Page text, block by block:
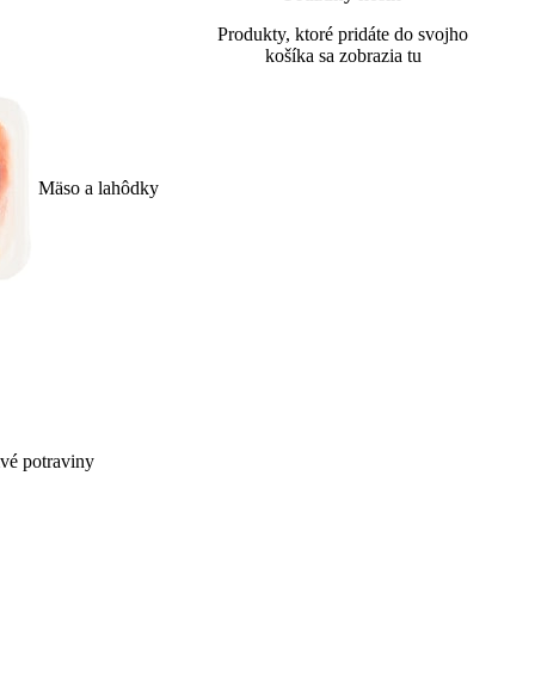
Mäso a lahôdky
potraviny
Produkty, ktoré pridáte do svojho
košíka sa zobrazia tu